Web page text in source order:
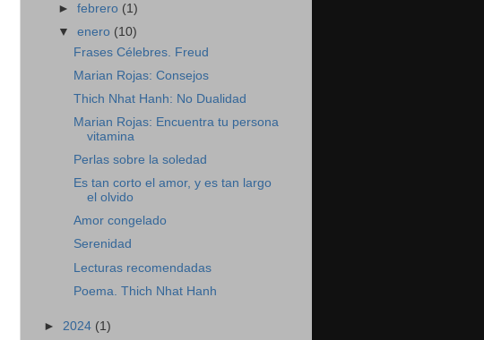
►febrero (1)
▼enero (10)
Frases Célebres. Freud
Marian Rojas: Consejos
Thich Nhat Hanh: No Dualidad
Marian Rojas: Encuentra tu persona
vitamina
Perlas sobre la soledad
Es tan corto el amor, y es tan largo
el olvido
Amor congelado
Serenidad
Lecturas recomendadas
Poema. Thich Nhat Hanh
► 2024 (1)